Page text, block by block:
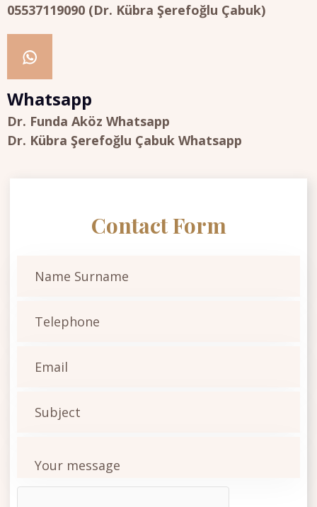
05537119090 (Dr. Kübra Şerefoğlu Çabuk)
Whatsapp
Dr. Funda Aköz Whatsapp
Dr. Kübra Şerefoğlu Çabuk Whatsapp
Contact Form